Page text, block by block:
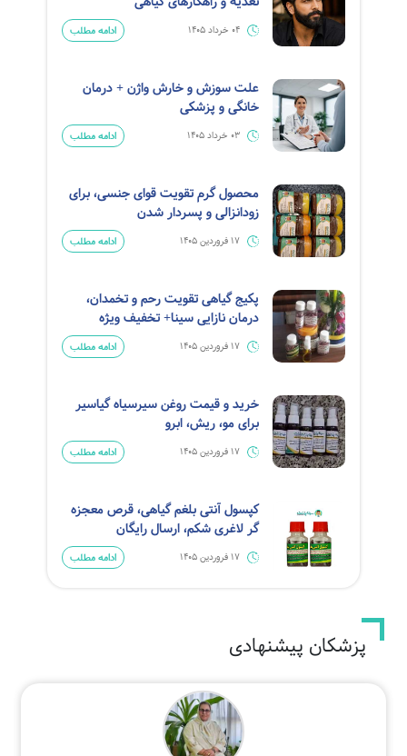
04 خرداد 1405 ادامه مطلب
علت سوزش و خارش واژن + درمان
خانگی و پزشکی
03 خرداد 1405 ادامه مطلب
محصول گرم تقویت قوای جنسی، برای
زودانزالی و پسردار شدن
17 فروردین 1405 ادامه مطلب
پکیج گیاهی تقویت رحم و تخمدان،
درمان نازایی سینا+ تخفیف ویژه
17 فروردین 1405 ادامه مطلب
خرید و قیمت روغن سیرسیاه گیاسیر
برای مو، ریش، ابرو
17 فروردین 1405 ادامه مطلب
کپسول آنتی بلغم گیاهی، قرص معجزه
گر لاغری شکم، ارسال رایگان
17 فروردین 1405 ادامه مطلب
پزشکان پیشنهادی